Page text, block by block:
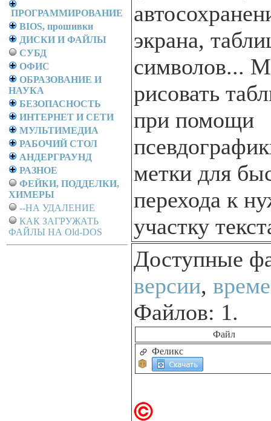
ПРОГРАММИРОВАНИЕ
BIOS, прошивки
ДИСКИ И ФАЙЛЫ
СУБД
ОФИС
ОБРАЗОВАНИЕ И
НАУКА
БЕЗОПАСНОСТЬ
ИНТЕРНЕТ И СЕТИ
МУЛЬТИМЕДИА
РАБОЧИЙ СТОЛ
АНДЕРГРАУНД
РАЗНОЕ
ФЕЙКИ, ПОДДЕЛКИ,
ХИМЕРЫ
--НА УДАЛЕНИЕ
КАК ЗАГРУЖАТЬ
ФАЙЛЫ НА Old-DOS
экрана,
символов...
рисовать
при помощи
метки для
перехода к
участку
Доступные
версии,
Файлов: 1.
Файл
Феликс